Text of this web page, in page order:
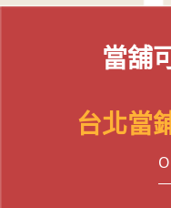
當舖
台北當